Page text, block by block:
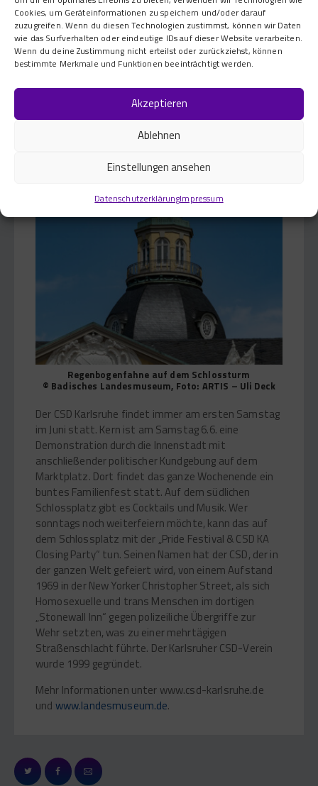
Cookies, um Geräteinformationen zu speichern und/oder darauf
zuzugreifen. Wenn du diesen Technologien zustimmst, können wir Daten
wie das Surfverhalten oder eindeutige IDs auf dieser Website verarbeiten.
Wenn du deine Zustimmung nicht erteilst oder zurückziehst, können
bestimmte Merkmale und Funktionen beeinträchtigt werden.
Akzeptieren
Ablehnen
Einstellungen ansehen
DatenschutzerklärungImpressum
setzt.
Regenbogenfahne auf dem Schlossturm
© Badisches Landesmuseum, Foto: ARTIS – Uli Deck
Der CSD Karlsruhe findet immer am ersten Samstag
im Juni statt. Kern ist am Samstag 6.6. eine
Demonstration durch die Innenstadt mit
anschließender politischer Kundgebung auf dem
Marktplatz. Dort findet das ganze Wochenende ein
buntes Familienfest statt. Auf dem südlichen
Schlossplatz gibt es Cocktails und Musik. Wer
sonntags noch weiterfeiern möchte, kann das auf
dem Schlossplatz mit der „Pride Festival & CSD KA
Closing Party“ tun. Seinen Namen hat der CSD, der in
der ganzen Welt gefeiert wird, von einem Aufstand
1969 in der New Yorker Christopher Street, als sich
Homosexuelle und trans Menschen im dortigen
„Stonewall Inn“ gegen polizeiliche Übergriffe zur
Wehr setzten, was zu einer mehrtägigen
Straßenschlacht führte. Der Karlsruher CSD-Verein
wurde 1999 gegründet.
Mehr Informationen unter www.csd-karlsruhe.de
und www.landesmuseum.de.